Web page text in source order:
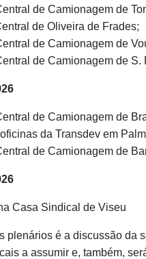
de Camionagem de
de Oliveira de Frades;
de Camionagem de
de Camionagem de S.
de Camionagem de
da Transdev em
de Camionagem de
Casa Sindical de Viseu
plenários é a discussão da
a assumir e, também,